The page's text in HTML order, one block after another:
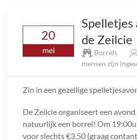
20
mei
Spelletjes
de Zeilcie
Borrels
mensen zijn
Zin in een gezellige
De Zeilcie organiseert een
natuurlijk een borrel! Om
voor slechts €3,50 (graag